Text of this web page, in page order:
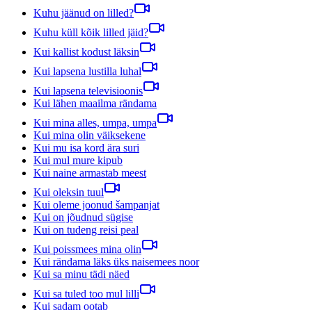
Kuhu jäänud on lilled?
Kuhu küll kõik lilled jäid?
Kui kallist kodust läksin
Kui lapsena lustilla luhal
Kui lapsena televisioonis
Kui lähen maailma rändama
Kui mina alles, umpa, umpa
Kui mina olin väiksekene
Kui mu isa kord ära suri
Kui mul mure kipub
Kui naine armastab meest
Kui oleksin tuul
Kui oleme joonud šampanjat
Kui on jõudnud sügise
Kui on tudeng reisi peal
Kui poissmees mina olin
Kui rändama läks üks naisemees noor
Kui sa minu tädi näed
Kui sa tuled too mul lilli
Kui sadam ootab